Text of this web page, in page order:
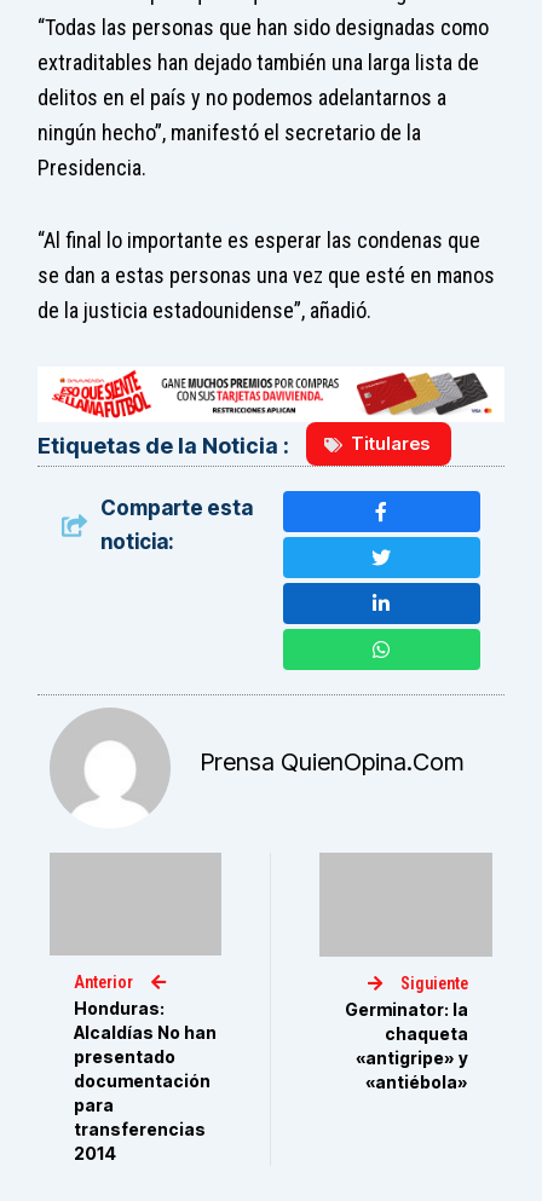
“Todas las personas que han sido designadas como
extraditables han dejado también una larga lista de
delitos en el país y no podemos adelantarnos a
ningún hecho”, manifestó el secretario de la
Presidencia.
“Al final lo importante es esperar las condenas que
se dan a estas personas una vez que esté en manos
de la justicia estadounidense”, añadió.
Etiquetas de la Noticia : Titulares
Comparte esta
noticia:
Prensa QuienOpina.com
Anterior
Honduras:
Alcaldías No han
presentado
documentación
para
transferencias
2014
Siguiente
Germinator: la
chaqueta
«antigripe» y
«antiébola»